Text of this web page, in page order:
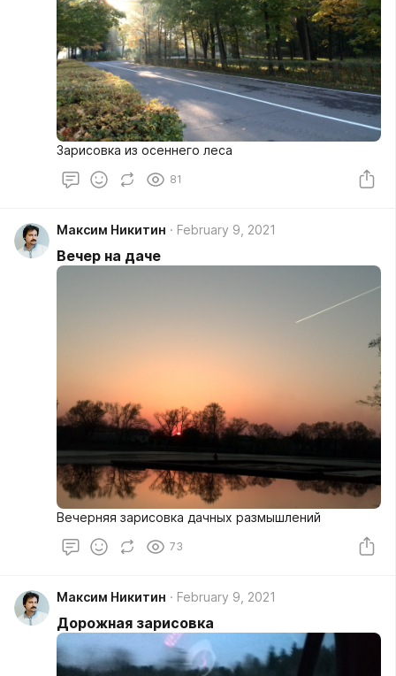
Зарисовка из осеннего леса
81
Максим Никитин February 9, 2021
Вечер на даче
Вечерняя зарисовка дачных размышлений
73
Максим Никитин February 9, 2021
Дорожная зарисовка